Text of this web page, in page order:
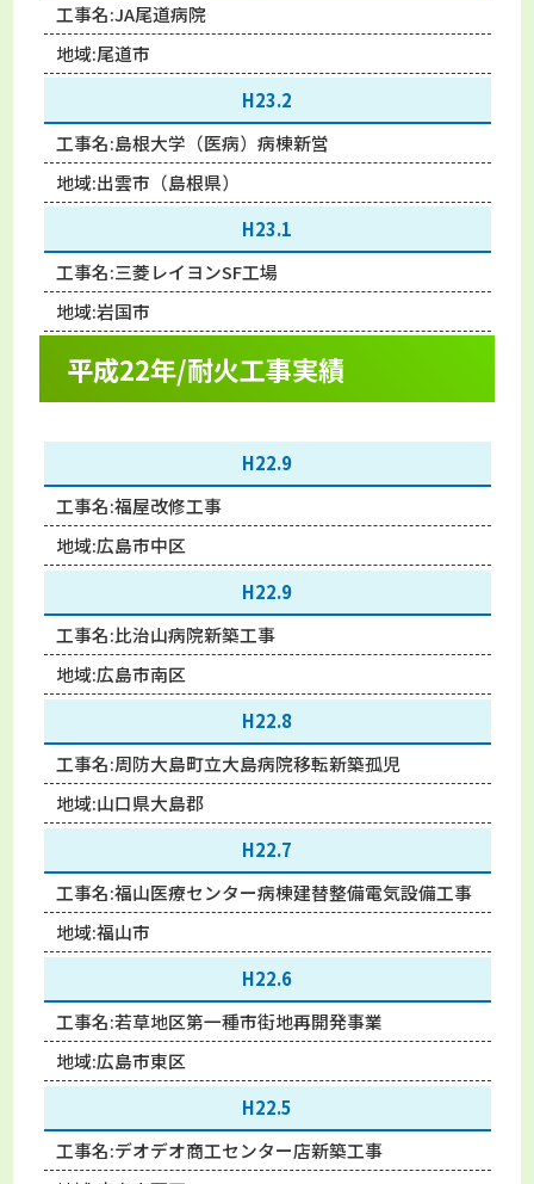
工事名:JA尾道病院
地域:尾道市
H23.2
工事名:島根大学（医病）病棟新営
地域:出雲市（島根県）
H23.1
工事名:三菱レイヨンSF工場
地域:岩国市
平成22年/耐火工事実績
H22.9
工事名:福屋改修工事
地域:広島市中区
H22.9
工事名:比治山病院新築工事
地域:広島市南区
H22.8
工事名:周防大島町立大島病院移転新築孤児
地域:山口県大島郡
H22.7
工事名:福山医療センター病棟建替整備電気設備工事
地域:福山市
H22.6
工事名:若草地区第一種市街地再開発事業
地域:広島市東区
H22.5
工事名:デオデオ商工センター店新築工事